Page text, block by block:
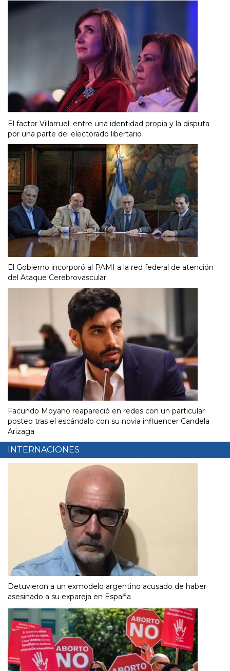
El factor Villarruel: entre una identidad propia y la disputa
por una parte del electorado libertario
El Gobierno incorporó al PAMI a la red federal de atención
del Ataque Cerebrovascular
Facundo Moyano reapareció en redes con un particular
posteo tras el escándalo con su novia influencer Candela
Arizaga
INTERNACIONES
Detuvieron a un exmodelo argentino acusado de haber
asesinado a su expareja en España